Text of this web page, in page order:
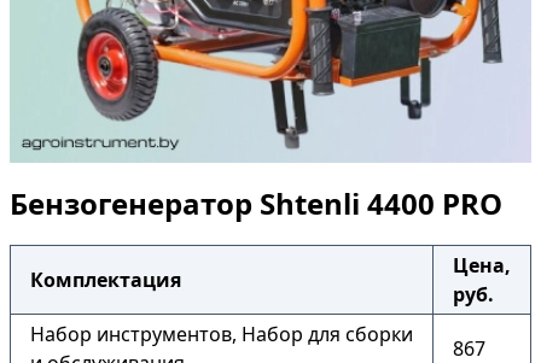
Бензогенератор Shtenli 4400 PRO
Комплектация
Цена,
руб.
Набор инструментов, Набор для сборки
867